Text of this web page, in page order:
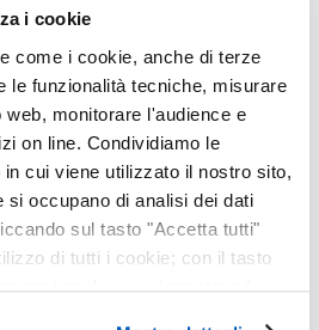
i cookie
come i cookie, anche di terze
le funzionalità tecniche, misurare
monitorare l'audience e
on line. Condividiamo le
cui viene utilizzato il nostro sito,
si occupano di analisi dei dati
sul tasto "Accetta tutti"
di tutti i cookie; con il tasto
i cookie a cui prestare il
FESTEGGIAMO
INSIEME IL NOSTRO
55° COMPLEANNO!
11 Novembre, 2025
NUOVE PRECISION
7, LENTI A
CONTATTO